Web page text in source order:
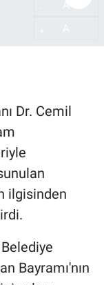
Dr. Cemil
ilgisinden
Bayramı'nın